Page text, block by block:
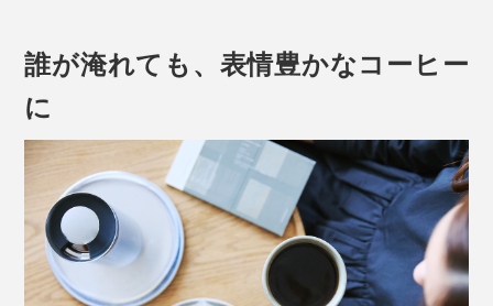
誰が淹れても、表情豊かなコーヒー
に